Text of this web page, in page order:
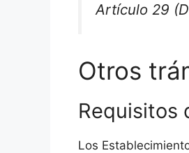
Artículo 29
Otros
Requisitos
Los